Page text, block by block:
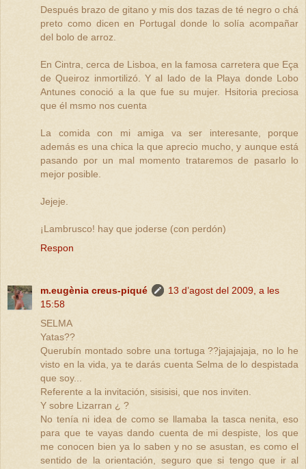
Después brazo de gitano y mis dos tazas de té negro o chá
preto como dicen en Portugal donde lo solía acompañar
del bolo de arroz.
En Cintra, cerca de Lisboa, en la famosa carretera que Eça
de Queiroz inmortilizó. Y al lado de la Playa donde Lobo
Antunes conoció a la que fue su mujer. Hsitoria preciosa
que él msmo nos cuenta
La comida con mi amiga va ser interesante, porque
además es una chica la que aprecio mucho, y aunque está
pasando por un mal momento trataremos de pasarlo lo
mejor posible.
Jejeje.
¡Lambrusco! hay que joderse (con perdón)
Respon
m.eugènia creus-piqué
13 d’agost del 2009, a les
15:58
SELMA
Yatas??
Querubín montado sobre una tortuga ??jajajajaja, no lo he
visto en la vida, ya te darás cuenta Selma de lo despistada
que soy...
Referente a la invitación, sisisisi, que nos inviten.
Y sobre Lizarran ¿ ?
No tenía ni idea de como se llamaba la tasca nenita, eso
para que te vayas dando cuenta de mi despiste, los que
me conocen bien ya lo saben y no se asustan, es como el
sentido de la orientación, seguro que si tengo que ir al